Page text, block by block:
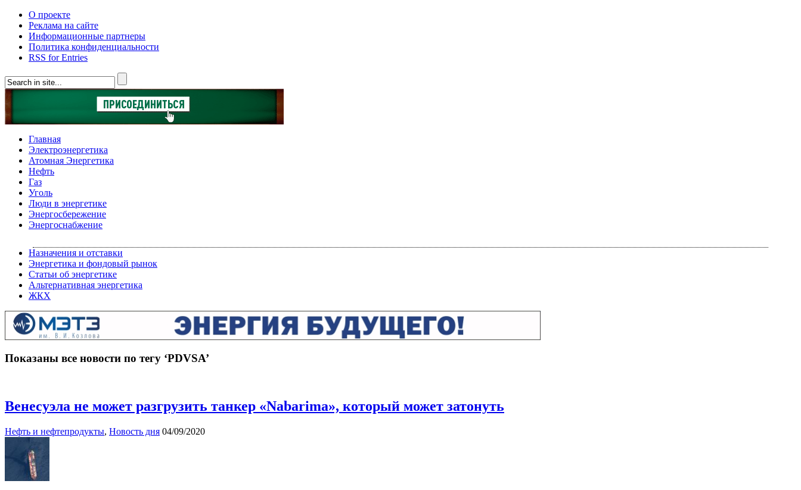
О проекте
Реклама на сайте
Информационные партнеры
Политика конфиденциальности
RSS for Entries
Главная
Электроэнергетика
Атомная Энергетика
Нефть
Газ
Уголь
Люди в энергетике
Энергосбережение
Энергоснабжение
Назначения и отставки
Энергетика и фондовый рынок
Статьи об энергетике
Альтернативная энергетика
ЖКХ
Показаны все новости по тегу ‘PDVSA’
Венесуэла не может разгрузить танкер «Nabarima», который может затонуть
Нефть и нефтепродукты, Новость дня 04/09/2020